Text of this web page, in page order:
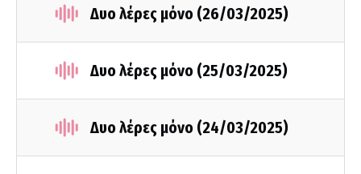
Δυο λέρες μόνο (26/03/2025)
Δυο λέρες μόνο (25/03/2025)
Δυο λέρες μόνο (24/03/2025)